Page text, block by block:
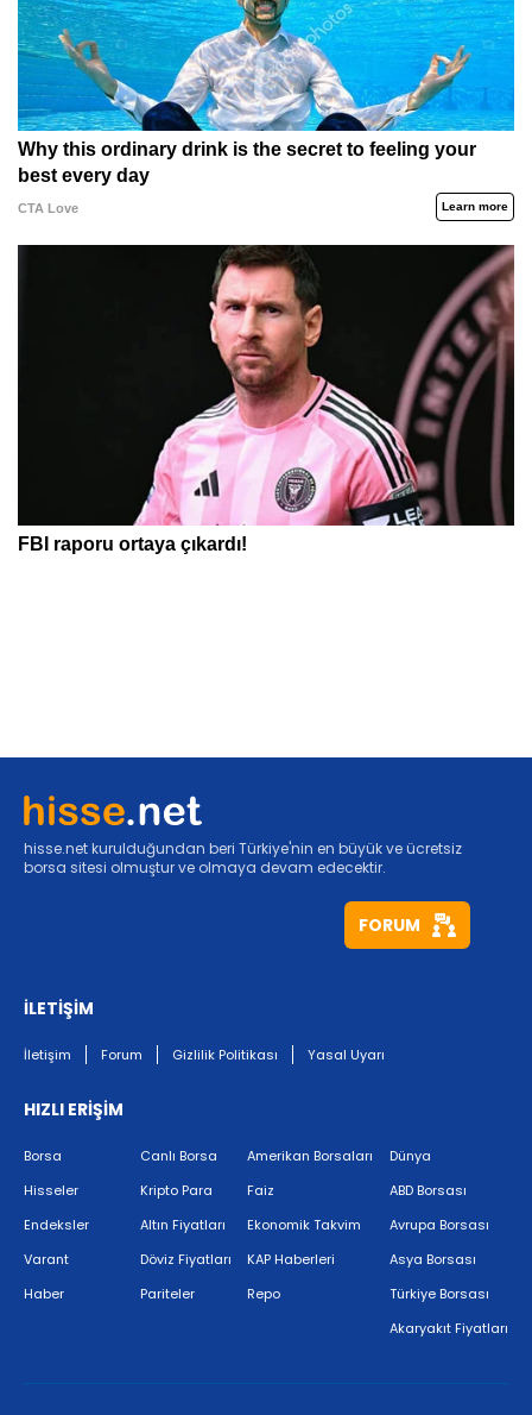
hisse.net kurulduğundan beri Türkiye'nin en büyük ve ücretsiz
borsa sitesi olmuştur ve olmaya devam edecektir.
FORUM
İLETİŞİM
İletişim Forum Gizlilik Politikası Yasal Uyarı
HIZLI ERİŞİM
Borsa
Hisseler
Endeksler
Varant
Haber
Canlı Borsa
Kripto Para
Altın Fiyatları
Döviz Fiyatları
Pariteler
Amerikan Borsaları
Faiz
Ekonomik Takvim
KAP Haberleri
Repo
Dünya
ABD Borsası
Avrupa Borsası
Asya Borsası
Türkiye Borsası
Akaryakıt Fiyatları